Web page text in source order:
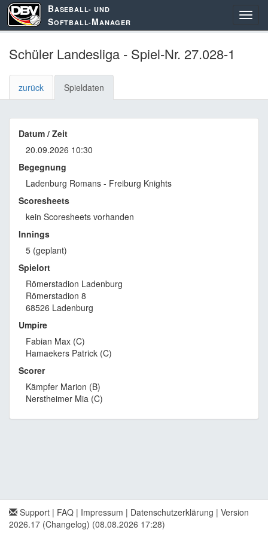
BASEBALL- UND
SOFTBALL-MANAGER
Schüler Landesliga - Spiel-Nr. 27.028-1
zurück Spieldaten
Datum / Zeit
20.09.2026 10:30
Begegnung
Ladenburg Romans - Freiburg Knights
Scoresheets
kein Scoresheets vorhanden
Innings
5 (geplant)
Spielort
Römerstadion Ladenburg
Römerstadion 8
68526 Ladenburg
Umpire
Fabian Max (C)
Hamaekers Patrick (C)
Scorer
Kämpfer Marion (B)
Nerstheimer Mia (C)
Support | FAQ | Impressum | Datenschutzerklärung | Version
2026.17 (Changelog) (08.08.2026 17:28)